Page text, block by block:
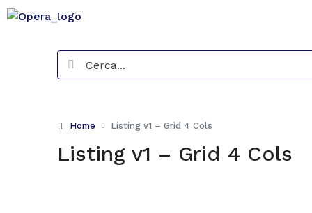
Home Listing v1 – Grid 4 Cols
Listing v1 – Grid 4 Cols